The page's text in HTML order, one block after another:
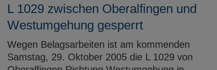
L 1029 zwischen Oberalfingen und
Westumgehung gesperrt
Wegen Belagsarbeiten ist am kommenden
Samstag, 29. Oktober 2005 die L 1029 von